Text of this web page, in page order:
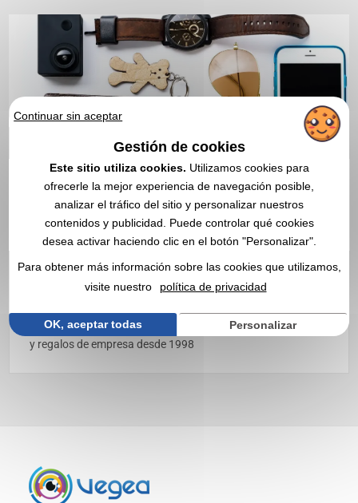
OBUT personalizado con logo
| Mayorista
Descubra nuestras bolasOBUT✔️ 94% de clientes
satisfechos ✔️ Artículos publicitarios, regalos promocionales
y regalos de empresa desde 1998
Continuar sin aceptar
Gestión de cookies
Este sitio utiliza cookies. Utilizamos cookies para
ofrecerle la mejor experiencia de navegación posible,
analizar el tráfico del sitio y personalizar nuestros
contenidos y publicidad. Puede controlar qué cookies
desea activar haciendo clic en el botón "Personalizar".
Para obtener más información sobre las cookies que utilizamos,
visite nuestro
política de privacidad
OK, aceptar todas Personalizar